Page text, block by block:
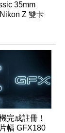
35mm
Z 雙卡
完成註冊！
幅 GFX180